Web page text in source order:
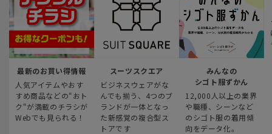
最新のお買い得情報
人気アイテムやおす
すめ商品などの“おト
ク“が満載のチラシが
Webでも見られる！
スーツスクエア
ビジネスウェアがな
んでも揃う、4つのブ
ランドが一体となっ
た新感覚の複合型ス
トアです
みんなの
シゴト服ずかん
12,000人以上の業界
や職種、シーンなど
のシゴト服の着用傾
向をデータ化。